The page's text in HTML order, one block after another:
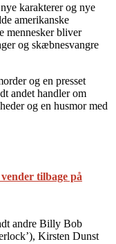
karakterer og nye
amerikanske
mennesker bliver
og skæbnesvangre
og en presset
andet handler om
og en husmor med
tilbage på
andre Billy Bob
Kirsten Dunst